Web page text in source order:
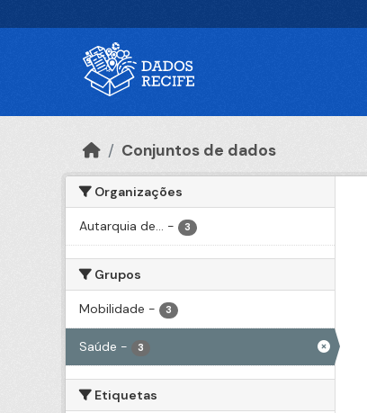
Conjuntos de dados
Organizações
Autarquia de... - 3
Grupos
Mobilidade - 3
Saúde - 3
Etiquetas